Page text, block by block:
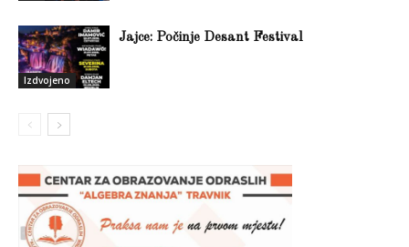
Izdvojeno
Jajce: Počinje Desant Festival